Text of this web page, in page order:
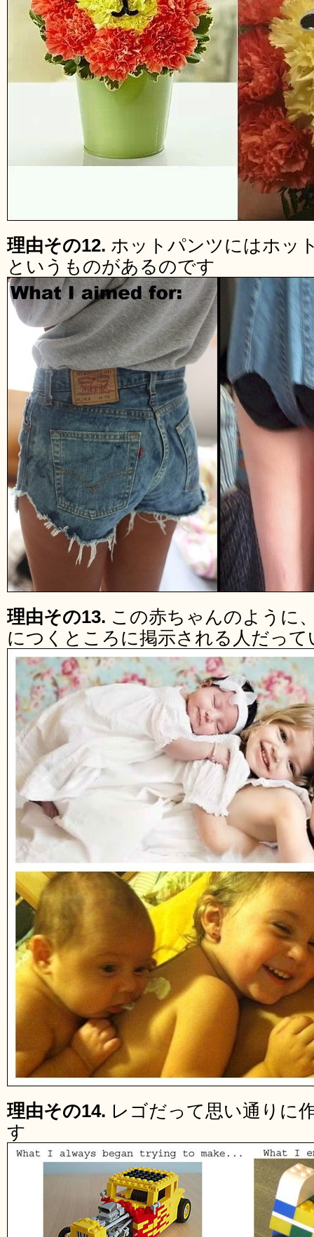
理由その12. ホットパンツにはホッ
というものがあるのです
理由その13. この赤ちゃんのように
につくところに掲示される人だっ
理由その14. レゴだって思い通りに
す